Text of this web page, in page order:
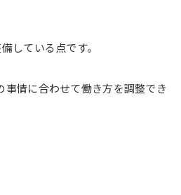
している点です。
情に合わせて働き方を調整でき